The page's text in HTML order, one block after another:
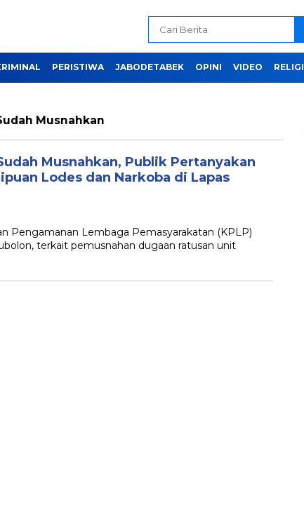
PERISTIWA JABODETABEK OPINI VIDEO RELIGI
Musnahkan
Musnahkan, Publik Pertanyakan
Lodes dan Narkoba di Lapas
Pengamanan Lembaga Pemasyarakatan (KPLP)
terkait pemusnahan dugaan ratusan unit